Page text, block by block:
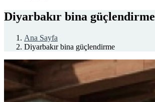
Diyarbakır bina güçlendirme
Ana Sayfa
Diyarbakır bina güçlendirme